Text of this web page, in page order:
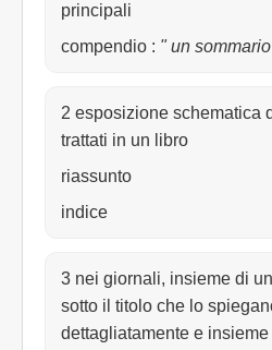
principali
compendio : " un
2 esposizione schematica
trattati in un libro
riassunto
indice
3 nei giornali, insieme di
sotto il titolo che lo
dettagliatamente e